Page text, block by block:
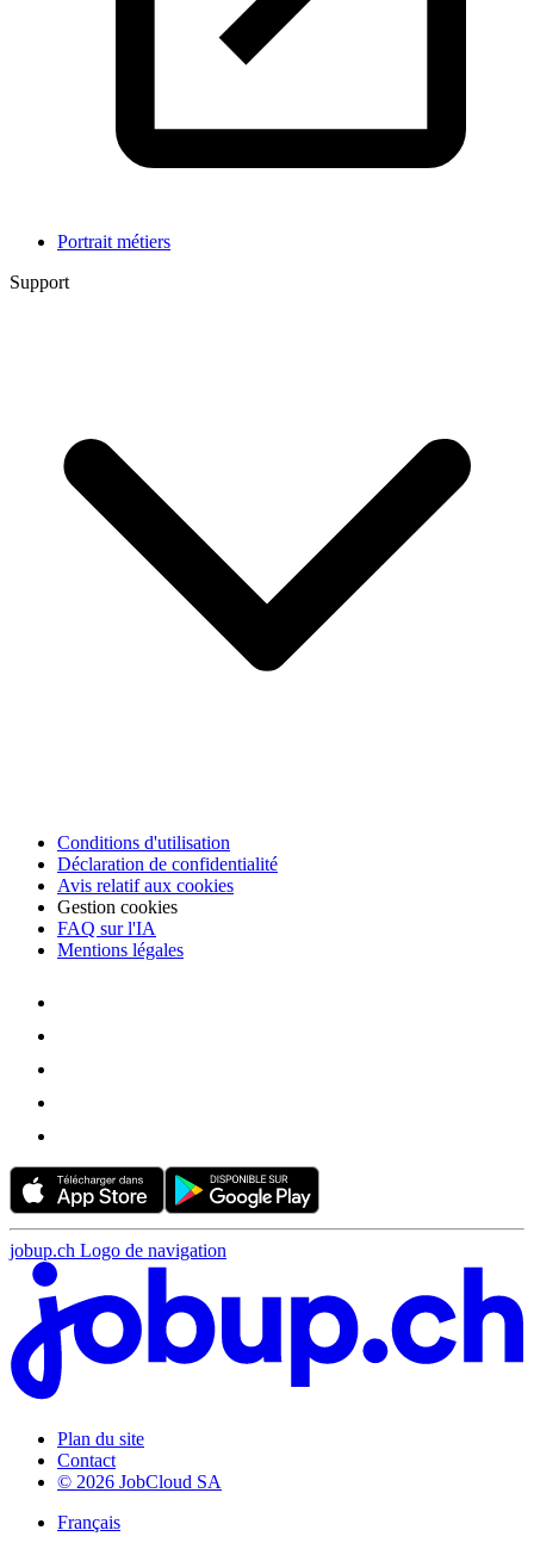
Portrait métiers
Support
Conditions d'utilisation
Déclaration de confidentialité
Avis relatif aux cookies
Gestion cookies
FAQ sur l'IA
Mentions légales
jobup.ch Logo de navigation
Plan du site
Contact
© 2026 JobCloud SA
Français